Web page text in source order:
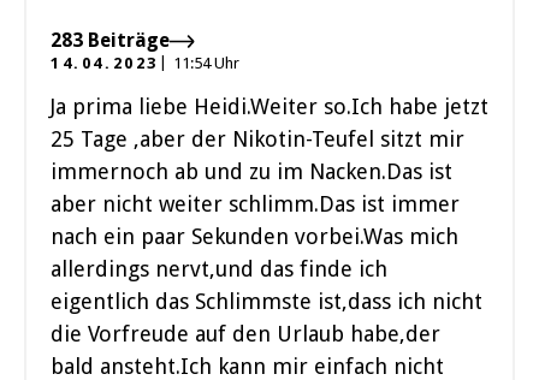
283 Beiträge
14.04.2023 11:54 Uhr
Ja prima liebe Heidi.Weiter so.Ich habe jetzt
25 Tage ,aber der Nikotin-Teufel sitzt mir
immernoch ab und zu im Nacken.Das ist
aber nicht weiter schlimm.Das ist immer
nach ein paar Sekunden vorbei.Was mich
allerdings nervt,und das finde ich
eigentlich das Schlimmste ist,dass ich nicht
die Vorfreude auf den Urlaub habe,der
bald ansteht.Ich kann mir einfach nicht